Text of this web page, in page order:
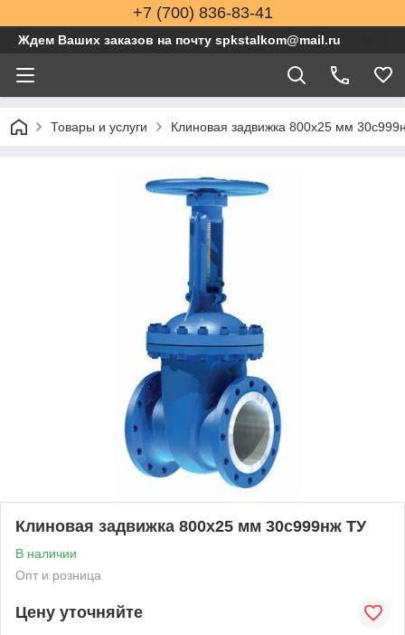
+7 (700) 836-83-41
Ждем Ваших заказов на почту spkstalkom@mail.ru
Товары и услуги Клиновая задвижка 800x25 мм
Клиновая задвижка 800x25 мм 30с999нж ТУ
В наличии
Опт и розница
Цену уточняйте